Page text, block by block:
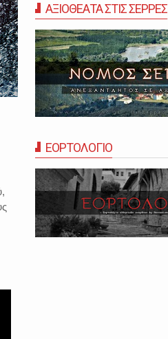
ΑΞΙΟΘΕΑΤΑ ΣΤΙΣ ΣΕΡΡΕΣ
ΕΟΡΤΟΛΟΓΙΟ